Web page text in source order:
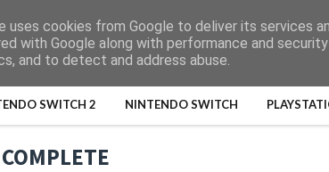
SWITCH 2 NINTENDO SWITCH
uses cookies from Google to deliver its services
with Google along with performance and
and to detect and address abuse.